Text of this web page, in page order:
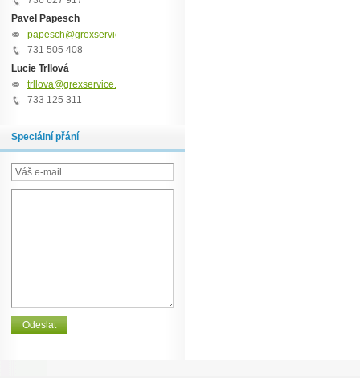
Pavel Papesch
papesch@grexservice.cz
731 505 408
Lucie Trllová
trllova@grexservice.cz
733 125 311
Speciální přání